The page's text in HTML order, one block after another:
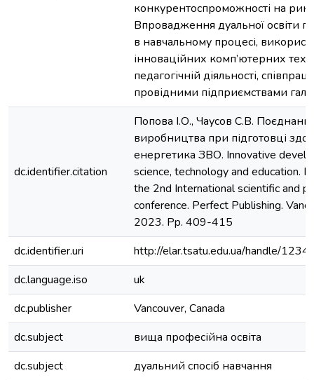
конкурентоспроможності на
Впровадження дуальної освіти
в навчальному процесі,
інноваційних комп’ютерних
педагогічній діяльності,
провідними підприємствами
dc.identifier.citation
Попова І.О., Чаусов С.В.
виробництва при підготовці
енергетика ЗВО. Innovative
science, technology and education.
the 2nd International scientific and
conference. Perfect Publishing.
2023. Pp. 409-415
dc.identifier.uri
http://elar.tsatu.edu.ua/handle/
dc.language.iso
uk
dc.publisher
Vancouver, Canada
dc.subject
вища професійна освіта
dc.subject
дуальний спосіб навчання